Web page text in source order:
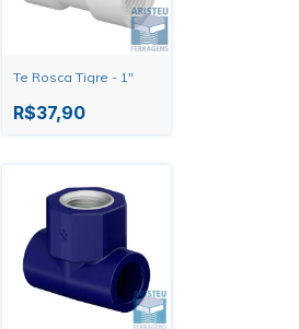
Te Rosca Tigre - 1"
R$37,90